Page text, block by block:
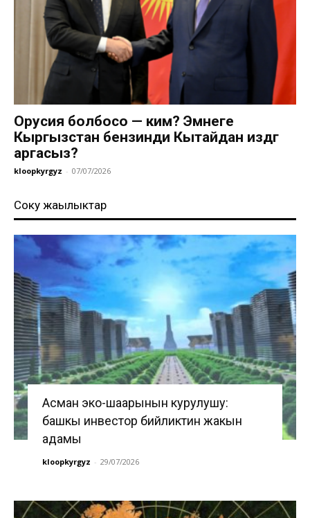
Орусия болбосо — ким? Эмнеге
Кыргызстан бензинди Кытайдан издөөгө
аргасыз?
kloopkyrgyz - 07/07/2026
Соңку жаңылыктар
Асман эко-шаарынын курулушу:
башкы инвестор бийликтин жакын
адамы
kloopkyrgyz - 29/07/2026